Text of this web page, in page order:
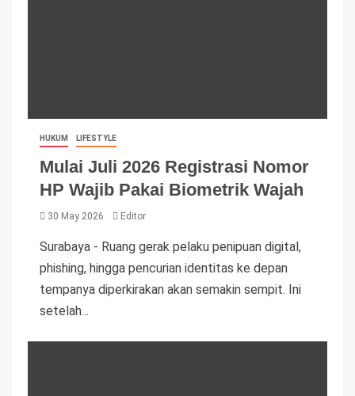
HUKUM LIFESTYLE
Mulai Juli 2026 Registrasi Nomor
HP Wajib Pakai Biometrik Wajah
30 May 2026 Editor
Surabaya - Ruang gerak pelaku penipuan digital,
phishing, hingga pencurian identitas ke depan
tempanya diperkirakan akan semakin sempit. Ini
setelah...